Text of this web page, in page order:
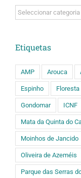
Categorias
Etiquetas
AMP Arouca
Espinho
Gondomar ICNF
Mata da Quinta do
Moinhos de Jancido
Oliveira de Azeméis
Parque das Serras